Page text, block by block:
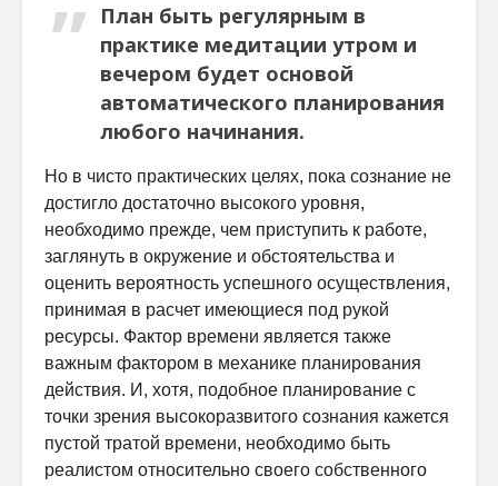
План быть регулярным в
практике медитации утром и
вечером будет основой
автоматического планирования
любого начинания.
Но в чисто практических целях, пока сознание не
достигло достаточно высокого уровня,
необходимо прежде, чем приступить к работе,
заглянуть в окружение и обстоятельства и
оценить вероятность успешного осуществления,
принимая в расчет имеющиеся под рукой
ресурсы. Фактор времени является также
важным фактором в механике планирования
действия. И, хотя, подобное планирование с
точки зрения высокоразвитого сознания кажется
пустой тратой времени, необходимо быть
реалистом относительно своего собственного